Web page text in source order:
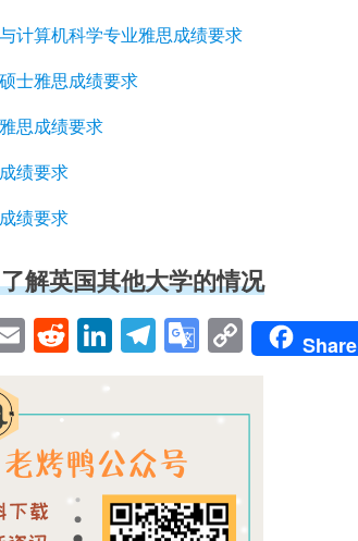
计算机科学专业雅思成绩要求
士雅思成绩要求
思成绩要求
绩要求
绩要求
解英国其他大学的情况
EmailRedditLinkedIn
Telegram
Google
CopyShare